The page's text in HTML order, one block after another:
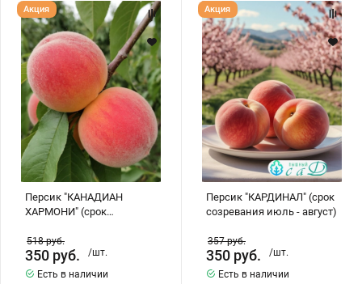
Персик
"КАНАДИАН
ХАРМОНИ"
(срок
созревания
конец
августа)
Персик "КАНАДИАН
ХАРМОНИ" (срок
августа)
Акция
518руб.
350 руб.
/шт.
Есть в наличии
Персик
"КАРДИНАЛ"
(срок
созревания
июль
август)
Персик "КАРДИНАЛ" (срок
созревания июль - август)
Акция
357руб.
350 руб.
/шт.
Есть в наличии